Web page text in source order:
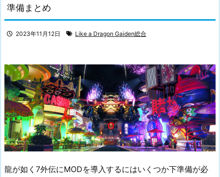
準備まとめ
2023年11月12日 Like a Dragon Gaiden総合
龍が如く7外伝にMODを導入するにはいくつか下準備が必